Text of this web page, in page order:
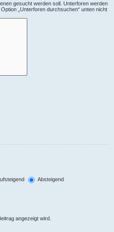
gesucht werden soll. Unterforen werden
„Unterforen durchsuchen“ unten nicht
Absteigend
angezeigt wird.